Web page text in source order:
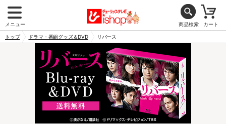
メニュー 商品検索 カート
トップ ドラマ・番組グッズ＆DVD リバース